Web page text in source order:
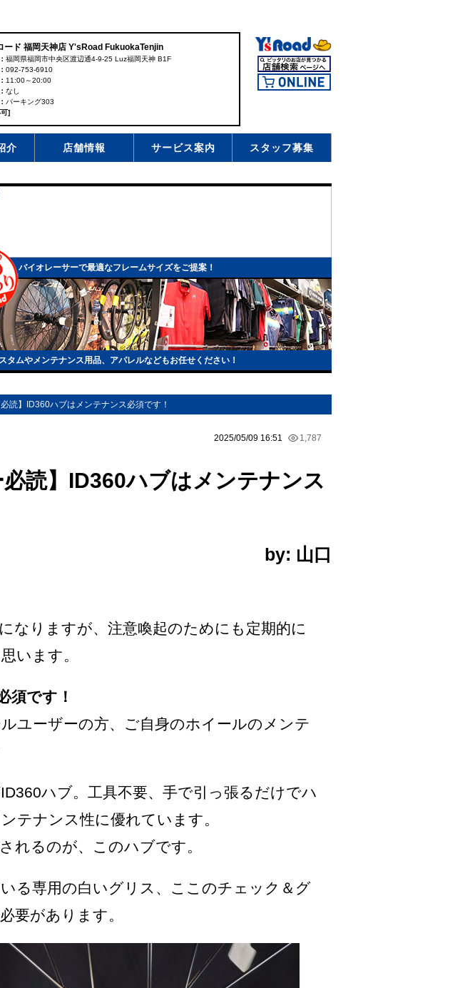
ード 福岡天神店 Y'sRoad FukuokaTenjin
福岡県福岡市中央区渡辺通4-9-25 Luz福岡天神 B1F
092-753-6910
11:00～20:00
なし
パーキング303
]
介 店舗情報 サービス案内 スタッフ募集
バイオレーサーで最適なフレームサイズをご提案！
タムやメンテナンス用品、アパレルなどもお任せください！
必読】ID360ハブはメンテナンス必須です！
2025/05/09 16:51 1,787
必読】ID360ハブはメンテナンス
by: 山口
なりますが、注意喚起のためにも定期的に
います。
須です！
ユーザーの方、ご自身のホイールのメンテ
ハブ。工具不要、手で引っ張るだけでハ
テナンス性に優れています。
れるのが、このハブです。
る専用の白いグリス、ここのチェック＆グ
要があります。